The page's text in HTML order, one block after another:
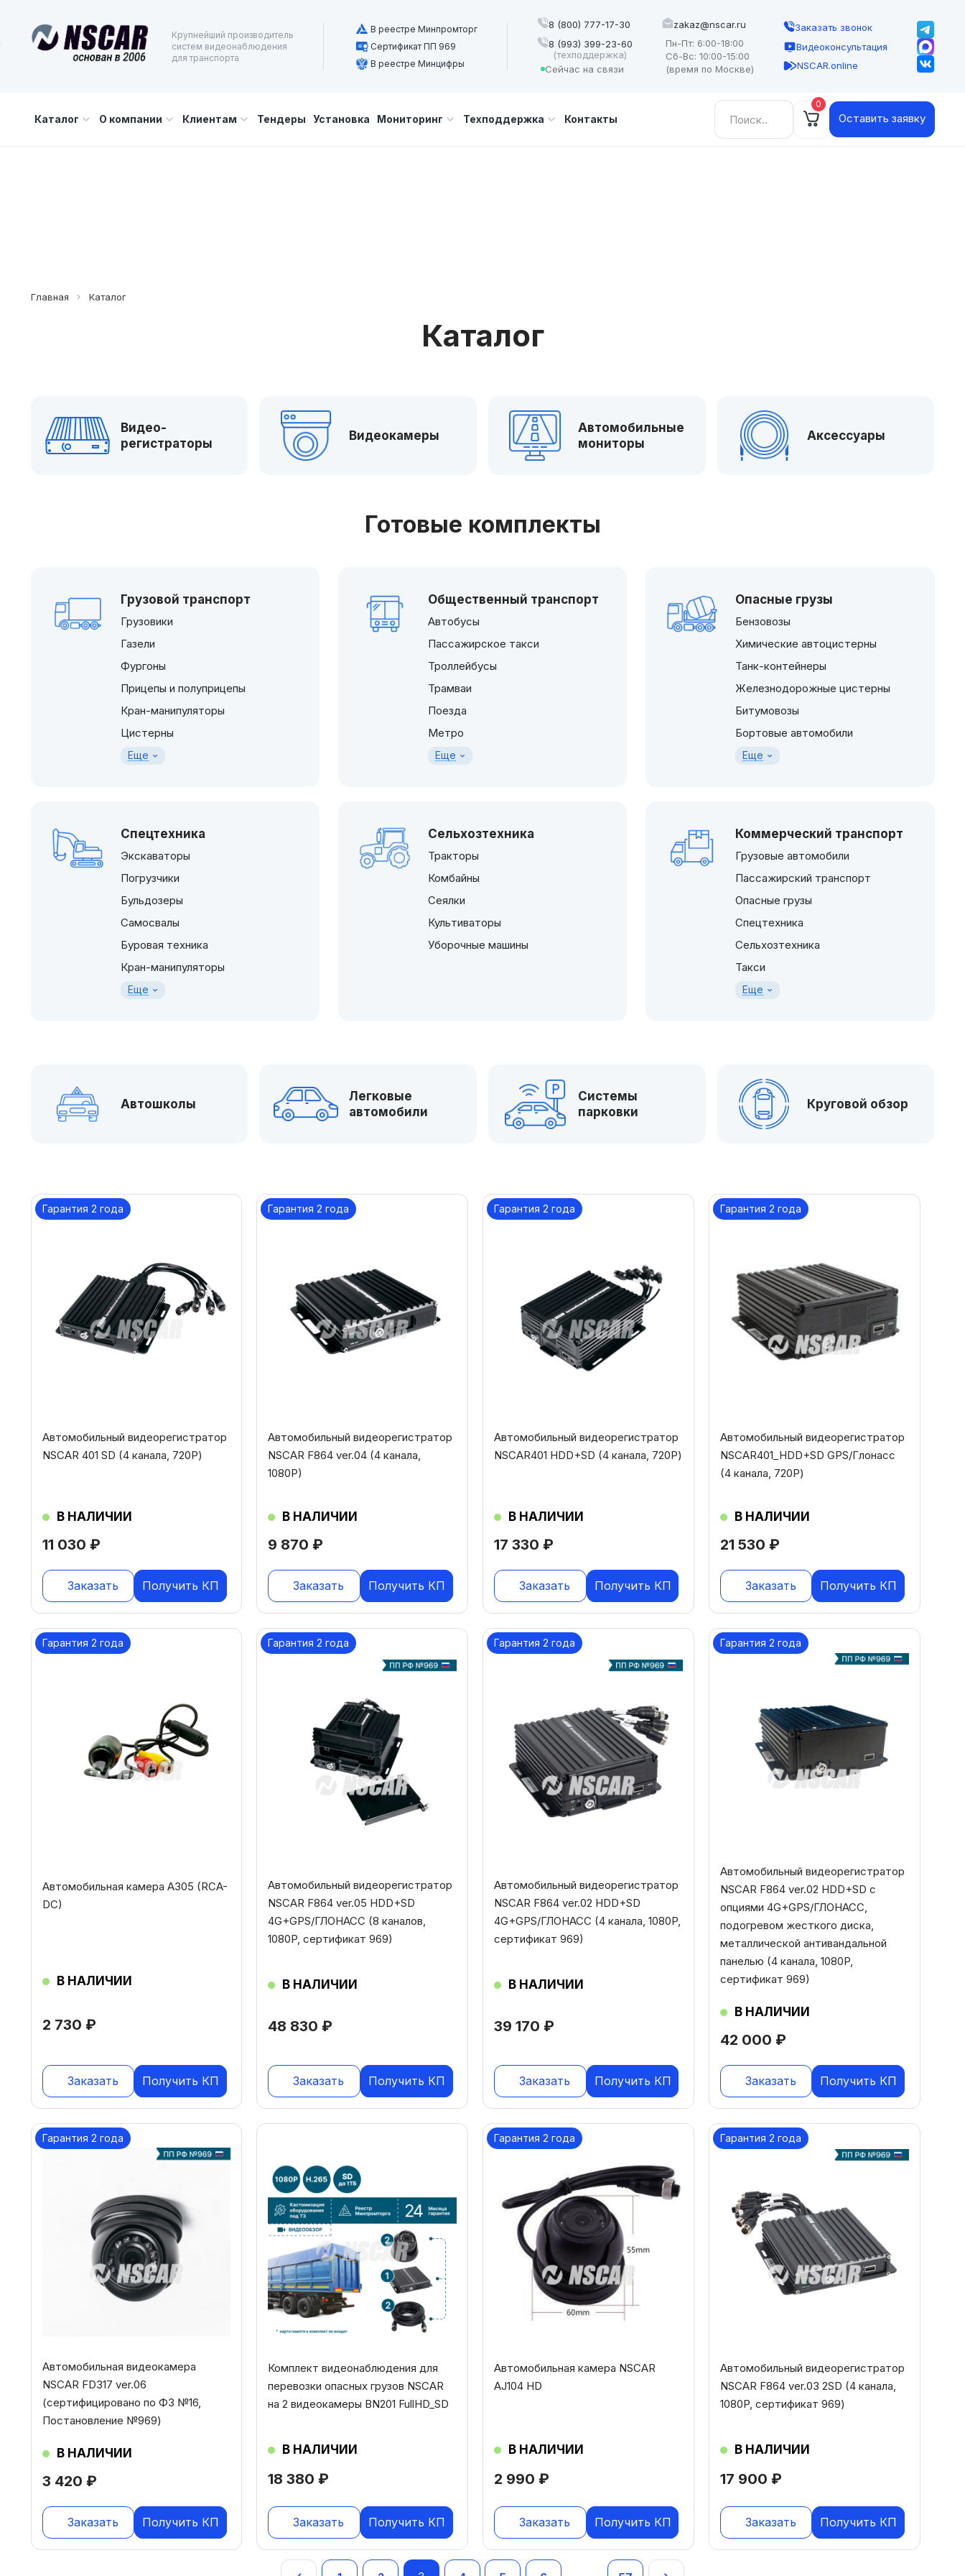
Крупнейший производитель
систем видеонаблюдения
для транспорта
В реестре Минпромторг
Сертификат ПП 969
В реестре Минцифры
8 (800) 777-17-30
8 (993) 399-23-60
(техподдержка)
Сейчас на связи
zakaz@nscar.ru
Пн-Пт: 6:00-18:00
Сб-Вс: 10:00-15:00
(время по Москве)
Заказать звонок
Видеоконсультация
NSCAR.online
Каталог О компании Клиентам Тендеры Установка Мониторинг Техподдержка Контакты
Найти: 0
Оставить заявку
Главная Каталог
Каталог
Видео-
регистраторы
Видеокамеры
Автомобильные
мониторы
Аксессуары
Готовые комплекты
Грузовой транспорт
Грузовики
Газели
Фургоны
Прицепы и полуприцепы
Кран-манипуляторы
Цистерны
Еще
Общественный транспорт
Автобусы
Пассажирское такси
Троллейбусы
Трамваи
Поезда
Метро
Еще
Опасные грузы
Бензовозы
Химические автоцистерны
Танк-контейнеры
Железнодорожные цистерны
Битумовозы
Бортовые автомобили
Еще
Спецтехника
Экскаваторы
Погрузчики
Бульдозеры
Самосвалы
Буровая техника
Кран-манипуляторы
Еще
Сельхозтехника
Тракторы
Комбайны
Сеялки
Культиваторы
Уборочные машины
Коммерческий транспорт
Грузовые автомобили
Пассажирский транспорт
Опасные грузы
Спецтехника
Сельхозтехника
Такси
Еще
Автошколы
Легковые
автомобили
Системы
парковки
Круговой обзор
Гарантия 2 года
11 030 ₽
Автомобильный видеорегистратор
NSCAR 401 SD (4 канала, 720Р)
В НАЛИЧИИ
Заказать Получить КП
Гарантия 2 года
9 870 ₽
Автомобильный видеорегистратор
NSCAR F864 ver.04 (4 канала,
1080P)
В НАЛИЧИИ
Заказать Получить КП
Гарантия 2 года
17 330 ₽
Автомобильный видеорегистратор
NSCAR401 HDD+SD (4 канала, 720Р)
В НАЛИЧИИ
Заказать Получить КП
Гарантия 2 года
21 530 ₽
Автомобильный видеорегистратор
NSCAR401_HDD+SD GPS/Глонасс
(4 канала, 720Р)
В НАЛИЧИИ
Заказать Получить КП
Гарантия 2 года
2 730 ₽
Автомобильная камера A305 (RCA-
DC)
В НАЛИЧИИ
Заказать Получить КП
Гарантия 2 года
48 830 ₽
Автомобильный видеорегистратор
NSCAR F864 ver.05 HDD+SD
4G+GPS/ГЛОНАСС (8 каналов,
1080P, сертификат 969)
В НАЛИЧИИ
Заказать Получить КП
Гарантия 2 года
39 170 ₽
Автомобильный видеорегистратор
NSCAR F864 ver.02 HDD+SD
4G+GPS/ГЛОНАСС (4 канала, 1080P,
сертификат 969)
В НАЛИЧИИ
Заказать Получить КП
Гарантия 2 года
42 000 ₽
Автомобильный видеорегистратор
NSCAR F864 ver.02 HDD+SD с
опциями 4G+GPS/ГЛОНАСС,
подогревом жесткого диска,
металлической антивандальной
панелью (4 канала, 1080P,
сертификат 969)
В НАЛИЧИИ
Заказать Получить КП
Гарантия 2 года
3 420 ₽
Автомобильная видеокамера
NSCAR FD317 ver.06
(сертифицировано по ФЗ №16,
Постановление №969)
В НАЛИЧИИ
Заказать Получить КП
18 380 ₽
Комплект видеонаблюдения для
перевозки опасных грузов NSCAR
на 2 видеокамеры BN201 FullHD_SD
В НАЛИЧИИ
Заказать Получить КП
Гарантия 2 года
2 990 ₽
Автомобильная камера NSCAR
AJ104 HD
В НАЛИЧИИ
Заказать Получить КП
Гарантия 2 года
17 900 ₽
Автомобильный видеорегистратор
NSCAR F864 ver.03 2SD (4 канала,
1080P, сертификат 969)
В НАЛИЧИИ
Заказать Получить КП